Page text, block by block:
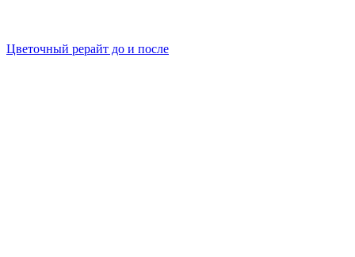
Цветочный рерайт до и после